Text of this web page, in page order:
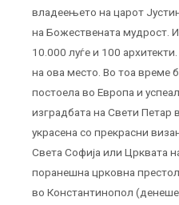
владеењето на царот
на Божествената мудрост.
10.000 луѓе и 100
на ова место. Во тоа време
постоела во Европа и
изградбата на Свети Петар
украсена со прекрасни
Света Софија или Црквата
поранешна црковна
во Константинопол